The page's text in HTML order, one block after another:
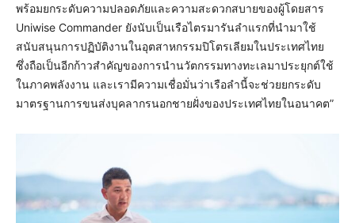
พร้อมยกระดับความปลอดภัยและความสะดวกสบายของผู้โดยสาร
Uniwise Commander ยังนับเป็นเรือไตรมารันลำแรกที่นำมาใช้
สนับสนุนการปฏิบัติงานในอุตสาหกรรมปิโตรเลียมในประเทศไทย
ซึ่งถือเป็นอีกก้าวสำคัญของการนำนวัตกรรมทางทะเลมาประยุกต์ใช้
ในภาคพลังงาน และเรามีความเชื่อมั่นว่าเรือลำนี้จะช่วยยกระดับ
มาตรฐานการขนส่งบุคลากรนอกชายฝั่งของประเทศไทยในอนาคต”